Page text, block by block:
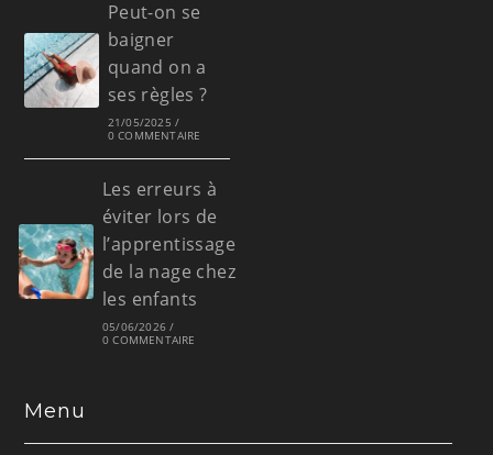
Peut-on se
baigner
quand on a
ses règles ?
21/05/2025 /
0 COMMENTAIRE
Les erreurs à
éviter lors de
l’apprentissage
de la nage chez
les enfants
05/06/2026 /
0 COMMENTAIRE
Menu